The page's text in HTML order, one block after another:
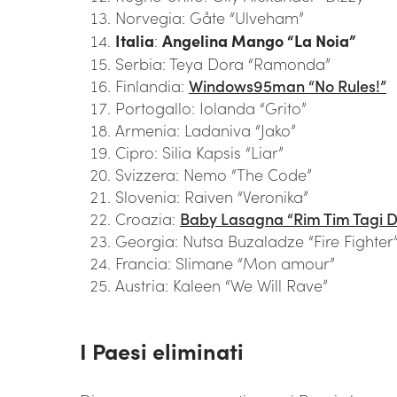
Norvegia: Gåte “Ulveham”
Italia: Angelina Mango “La Noia”
Serbia: Teya Dora “Ramonda”
Finlandia: Windows95man “No Rules!”
Portogallo: Iolanda “Grito”
Armenia: Ladaniva “Jako”
Cipro: Silia Kapsis “Liar”
Svizzera: Nemo “The Code”
Slovenia: Raiven “Veronika”
Croazia: Baby Lasagna “Rim Tim Tagi
Georgia: Nutsa Buzaladze “Fire Fighter”
Francia: Slimane “Mon amour”
Austria: Kaleen “We Will Rave”
I Paesi eliminati